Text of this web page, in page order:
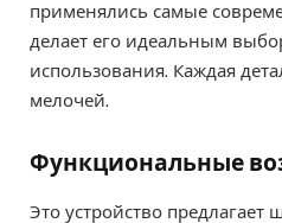
применялись самые
делает его идеальным
использования. Каждая
мелочей.
Функциональные
Это устройство предлагает